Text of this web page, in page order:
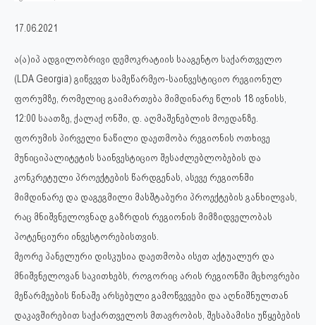
17.06.2021
ა(ა)იპ ადგილობრივი დემოკრატიის სააგენტო საქართველო
(LDA Georgia) გიწვევთ სამეწარმეო-საინვესტიციო რეგიონულ
ფორუმზე, რომელიც გაიმართება მიმდინარე წლის 18 ივნისს,
12:00 საათზე, ქალაქ ონში, დ. აღმაშენებლის მოედანზე.
ფორუმის პირველი ნაწილი დაეთმობა რეგიონის ოთხივე
მუნიციპალიტეტის საინვესტიციო შესაძლებლობების და
კონკრეტული პროექტების წარდგენას, ასევე რეგიონში
მიმდინარე და დაგეგმილი მასშტაბური პროექტების განხილვას,
რაც მნიშვნელოვნად გაზრდის რეგიონის მიმზიდველობას
პოტენციური ინვესტორებისთვის.
მეორე პანელური დისკუსია დაეთმობა ისეთ აქტუალურ და
მნიშვნელოვან საკითხებს, როგორიც არის რეგიონში მცხოვრები
მეწარმეების წინაშე არსებული გამოწვევები და აღნიშნულთან
დაკავშირებით საქართველოს მთავრობის, შესაბამისი უწყებების